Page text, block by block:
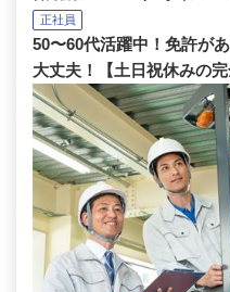
正社員
50〜60代活躍中！免許が
大丈夫！【土日祝休みの完